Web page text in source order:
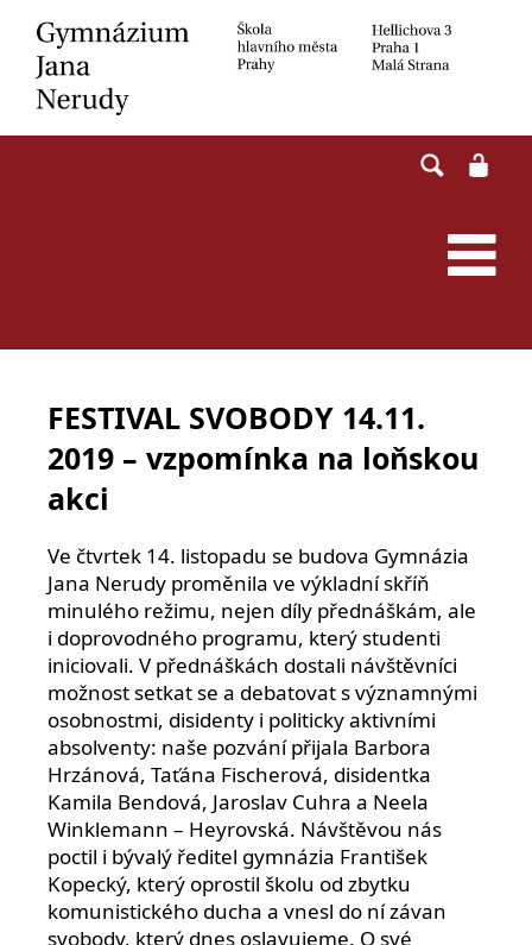
content
FESTIVAL SVOBODY 14.11.
2019 – vzpomínka na loňskou
akci
Ve čtvrtek 14. listopadu se budova Gymnázia
Jana Nerudy proměnila ve výkladní skříň
minulého režimu, nejen díly přednáškám, ale
i doprovodného programu, který studenti
iniciovali. V přednáškách dostali návštěvníci
možnost setkat se a debatovat s významnými
osobnostmi, disidenty i politicky aktivními
absolventy: naše pozvání přijala Barbora
Hrzánová, Taťána Fischerová, disidentka
Kamila Bendová, Jaroslav Cuhra a Neela
Winklemann – Heyrovská. Návštěvou nás
poctil i bývalý ředitel gymnázia František
Kopecký, který oprostil školu od zbytku
komunistického ducha a vnesl do ní závan
svobody, který dnes oslavujeme. O své